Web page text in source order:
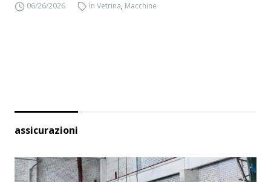
06/26/2026 In Vetrina, Macchine
assicurazioni